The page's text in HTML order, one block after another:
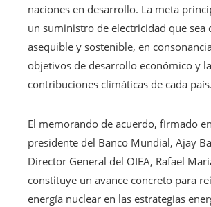
naciones en desarrollo. La meta
un suministro de electricidad que sea
asequible y sostenible, en
objetivos de desarrollo económico y
contribuciones climáticas de cada país.
El memorando de acuerdo, firmado
presidente del Banco Mundial, Ajay
Director General del OIEA, Rafael
constituye un avance concreto para
energía nuclear en las estrategias